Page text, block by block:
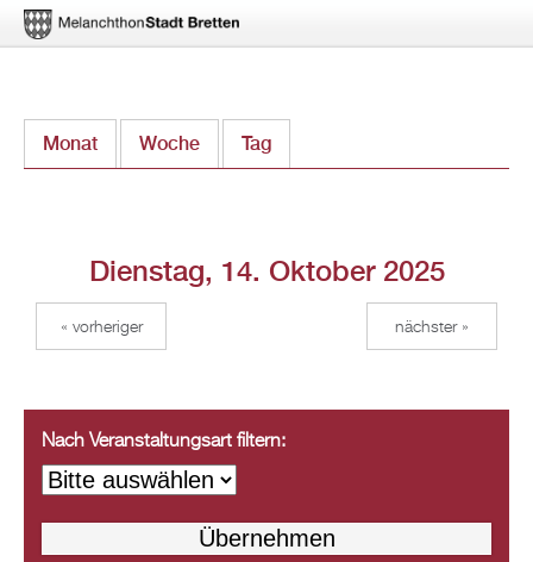
zum
Monat Woche Tag
Dienstag, 14. Oktober 2025
« vorheriger nächster »
Nach Veranstaltungsart filtern: